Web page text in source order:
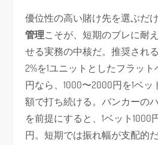
優位性の高い賭け先を選ぶだ
管理こそが、短期のブレに耐
せる実務の中核だ。推奨され
2%を1ユニットとしたフラッ
円なら、1000〜2000円を1ベ
額で打ち続ける。バンカーの
を前提にすると、1ベット1000
円。短期では振れ幅が支配的